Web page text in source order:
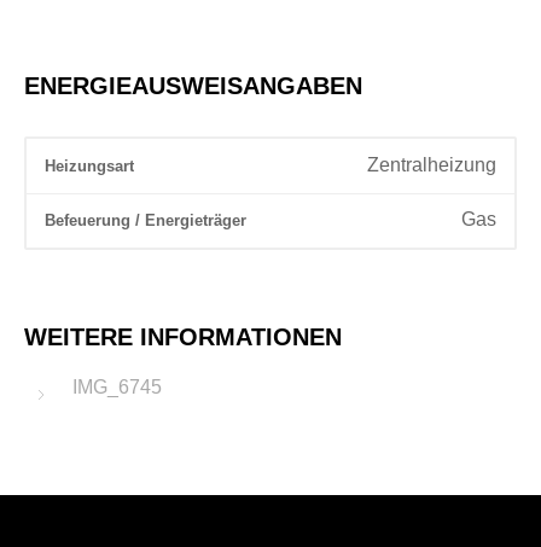
ENERGIEAUSWEISANGABEN
Heizungsart Zentralheizung
Befeuerung / Energieträger Gas
WEITERE INFORMATIONEN
IMG_6745